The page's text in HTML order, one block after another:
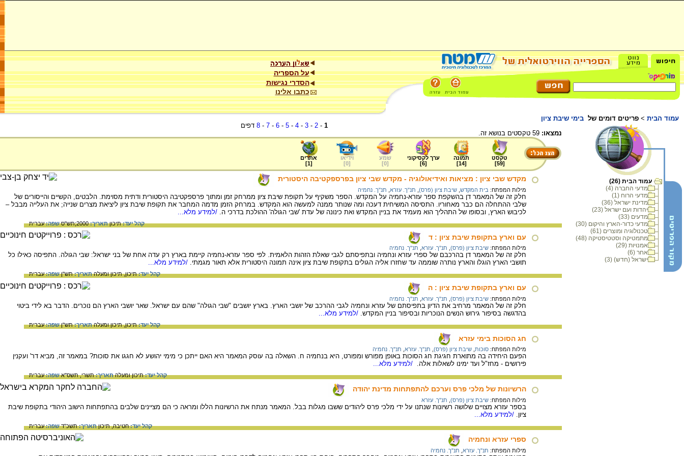
על הספריה
הסדרי נגישות
כתבו אלינו
עמוד הבית > פריטים דומים של בימי שיבת ציון
עמוד הבית (26)
מדעי החברה (4)
מדעי הרוח (1)
מדינת ישראל (36)
יהדות ועם ישראל (23)
מדעים (33)
מדעי כדור-הארץ והיקום (30)
טכנולוגיה ומוצרים (61)
מתמטיקה וסטטיסטיקה (48)
אמנויות (29)
אחר (6)
ישראל (חדש) (3)
1
-
2
-
3
-
4
-
5
-
6
-
7
-
8 דפים
נמצאו:
טקסט
[
59
]
תמונה
[
14
]
ערך לקסיקוני
[
6
]
שמע
[
0
]
וידיאו
[
0
]
אתרים
[
1
]
מקדש שבי ציון : מציאות ואידיאולוגיה - מקדש שבי ציון בפרספקטיבה היסטורית
מילות המפתח: בית המקדש שיבת ציון (פרס) תנ"ך. עזרא תנ"ך. נחמיה
חלק זה של המאמר דן בהשקפת ספר עזרא-נחמיה על המקדש. הספר משקיף על תקופת שיבת ציון ממרחק זמן ומתוך פרספקטיבה היסטורית ודתית מסוימת. הלבטים, הקשיים והייסורים של
שלבי ההתחלה הם כבר מאחוריו. התסיסה המשיחית דעכה ומה שנותר ממנה למעשה הוא המקדש. במרחק הזמן מדמה המחבר את תקופת שיבת ציון ליציאת מצרים שנייה; את העלייה מבבל –
לכיבוש הארץ, ובסופו של התהליך הוא מעמיד את בניין המקדש ואת כינונה של עדת 'שבי הגולה' ההולכת בדרכי ה. /למידע מלא...
קהל יעד:תיכוןתאריך:2000;תש"ס שפה:עברית
עם וארץ בתקופת שיבת ציון : ד
מילות המפתח: שיבת ציון (פרס) תנ"ך. עזרא תנ"ך. נחמיה
חלק זה של המאמר דן בהרכבם של ספרי עזרא ונחמיה ובתפיסתם לגבי שאלת הזהות הלאמית. לפי ספר עזרא-נחמיה קיימת בארץ רק עדה אחת של בני ישראל: שבי הגולה. התפיסה כאילו כל
תושבי הארץ הוגלו והארץ נותרה שוממה עד שחזרו אליה הגולים בתקופת שיבת ציון אינה תמונה היסטורית אלא תאור מגמתי. /למידע מלא...
קהל יעד:תיכון,תיכון ומעלהתאריך:תש"ןשפה:עברית
עם וארץ בתקופת שיבת ציון : ה
מילות המפתח: שיבת ציון (פרס) תנ"ך. עזרא תנ"ך. נחמיה
חלק זה של המאמר מרחיב את הדיון בתפיסתם של עזרא ונחמיה לגבי ההרכב של יושבי הארץ. בארץ יושבים "שבי הגולה" שהם עם ישראל. שאר יושבי הארץ הם נוכרים. הדבר בא לידי ביטוי
בהדגשה בסיפור גירוש הנשים הנוכריות ובסיפור בניין המקדש. /למידע מלא...
קהל יעד:תיכון,תיכון ומעלהתאריך:תש"ןשפה:עברית
חג הסוכות בימי עזרא
מילות המפתח: סוכות שיבת ציון (פרס) תנ"ך. עזרא תנ"ך. נחמיה
הפעם היחידה בה מתוארת חגיגת חג הסוכות באופן מפורש ומפורט, היא בנחמיה ח. השאלה בה עוסק המאמר היא האם ייתכן כי מימי יהושע לא חגגו את סוכות? במאמר זה, מביא דר' ועקנין
פירושים - מחז"ל ועד ימינו לשאלות אלה. /למידע מלא...
קהל יעד:תיכון ומעלהתאריך:תשרי, תשס"אשפה:עברית
הרשיונות של מלכי פרס וערכם להתפתחות מדינת יהודה
מילות המפתח: שיבת ציון (פרס) תנ"ך. עזרא
בספר עזרא מצויים שלושה רשיונות שנתנו על ידי מלכי פרס ליהודים ששבו מגלות בבל. המאמר מנתח את הרשיונות הללו ומראה כי הם מציינים שלבים בהתפתחות הישוב היהודי בתקופת שיבת
ציון. /למידע מלא...
קהל יעד:חטיבה,תיכוןתאריך:תשכ"דשפה:עברית
ספרי עזרא ונחמיה
מילות המפתח: תנ"ך. עזרא תנ"ך. נחמיה